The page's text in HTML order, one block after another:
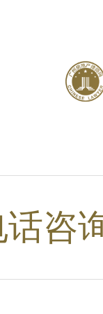
咨